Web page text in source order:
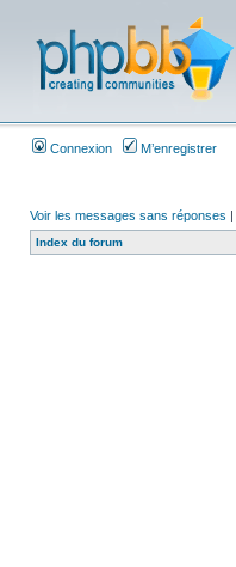
Connexion M’enregistrer
Voir les messages sans réponses |
Index du forum